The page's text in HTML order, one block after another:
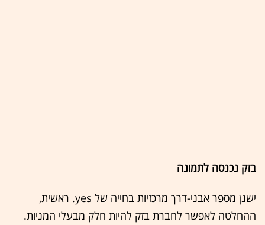
בזק נכנסה לתמונה
ישנן מספר אבני-דרך מרכזיות בחייה של yes. ראשית,
ההחלטה לאפשר לחברת בזק להיות חלק מבעלי המניות.